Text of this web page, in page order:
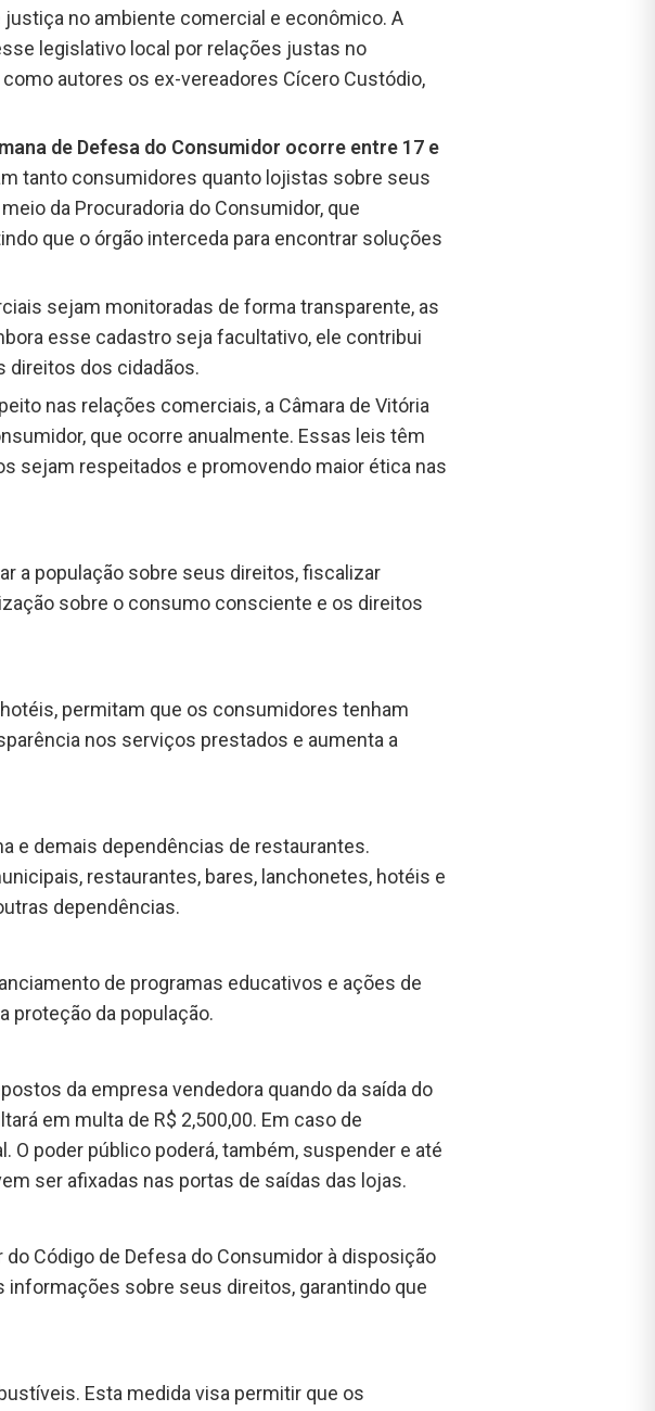
no ambiente comercial e econômico. A
legislativo local por relações justas no
autores os ex-vereadores Cícero Custódio,
de Defesa do Consumidor ocorre entre 17 e
tanto consumidores quanto lojistas sobre seus
da Procuradoria do Consumidor, que
que o órgão interceda para encontrar soluções
sejam monitoradas de forma transparente, as
esse cadastro seja facultativo, ele contribui
direitos dos cidadãos.
nas relações comerciais, a Câmara de Vitória
que ocorre anualmente. Essas leis têm
sejam respeitados e promovendo maior ética nas
a população sobre seus direitos, fiscalizar
sobre o consumo consciente e os direitos
permitam que os consumidores tenham
nos serviços prestados e aumenta a
e demais dependências de restaurantes.
restaurantes, bares, lanchonetes, hotéis e
dependências.
de programas educativos e ações de
proteção da população.
da empresa vendedora quando da saída do
em multa de R$ 2,500,00. Em caso de
O poder público poderá, também, suspender e até
ser afixadas nas portas de saídas das lojas.
Código de Defesa do Consumidor à disposição
sobre seus direitos, garantindo que
Esta medida visa permitir que os